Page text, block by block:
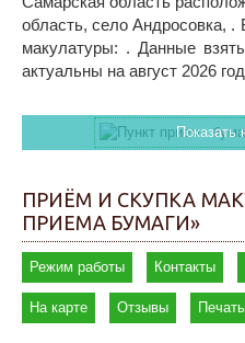
область, село Андросовка,
макулатуры: . Данные
актуальны на август 2026
Показать
ПРИЁМ И СКУПКА
ПРИЕМА БУМАГИ»
Режим работы Контакты
На карте Отзывы Печать